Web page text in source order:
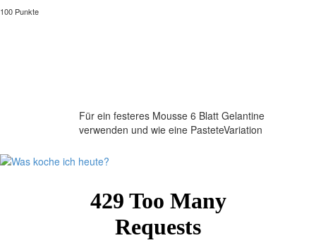
100 Punkte
Für ein festeres Mousse 6 Blatt Gelantine
verwenden und wie eine PasteteVariation